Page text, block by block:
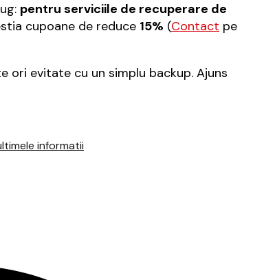
pentru serviciile de recuperare de
cupoane de reduce 15% (Contact pe
ori evitate cu un simplu backup. Ajuns
informatii